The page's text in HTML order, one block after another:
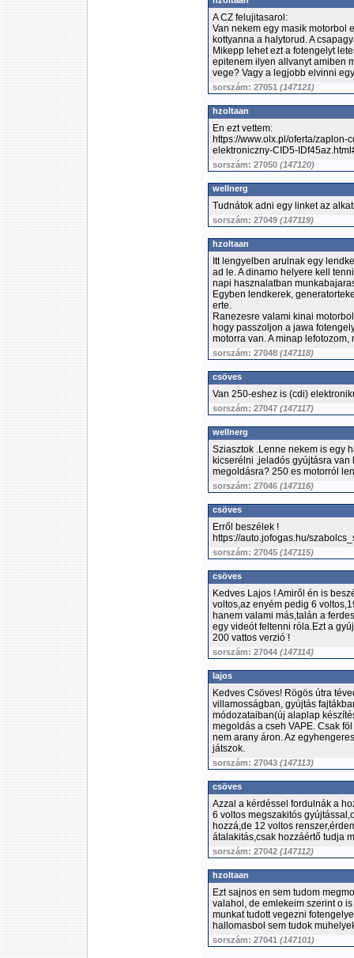
A CZ felujitasarol:
Van nekem egy masik motorbol
kottyanna a halytorud. A
Mikepp lehet ezt a fotengelyt
epitenem ilyen allvanyt amiben
vege? Vagy a legjobb elvinni
sorszám: 27051 (147121)
hzoltaan
En ezt vettem:
https://www.olx.pl/oferta/
elektroniczny-CID5-
sorszám: 27050 (147120)
wellnerg
Tudnátok adni egy linket az
sorszám: 27049 (147119)
hzoltaan
Itt lengyelben arulnak egy
ad le. A dinamo helyere kell
napi hasznalatban
Egyben lendkerek,
erte.
Ranezesre valami kinai
hogy passzoljon a jawa
motorra van. A minap
sorszám: 27048 (147118)
csöves
Van 250-eshez is (cdi)
sorszám: 27047 (147117)
wellnerg
Sziasztok .Lenne nekem is egy
kicserélni ,jeladós gyújtásra
megoldásra? 250 es motorról
sorszám: 27046 (147116)
csöves
Erről beszélek !
https://auto.jofogas.hu/
sorszám: 27045 (147115)
csöves
Kedves Lajos ! Amiről én is
voltos,az enyém pedig 6
hanem valami más,talán a
egy videót feltenni róla.Ezt a
200 vattos verzió !
sorszám: 27044 (147114)
lajos
Kedves Csöves! Rögös útra
villamosságban, gyújtás
módozataiban(új alaplap
megoldás a cseh VAPE. Csak
nem arany áron. Az
játszok.
sorszám: 27043 (147113)
csöves
Azzal a kérdéssel fordulnák a
6 voltos megszakitós
hozzá,de 12 voltos
átalakitás,csak hozzáértő tudja
sorszám: 27042 (147112)
hzoltaan
Ezt sajnos en sem tudom
valahol, de emlekeim szerint o
munkat tudott vegezni
hallomasbol sem tudok
sorszám: 27041 (147101)